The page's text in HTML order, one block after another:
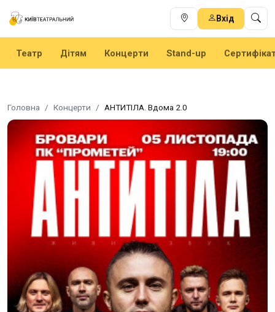
Вхід
Театр Дітям Концерти Stand-up
Головна Концерти АНТИТІЛА. Вдома 2.0